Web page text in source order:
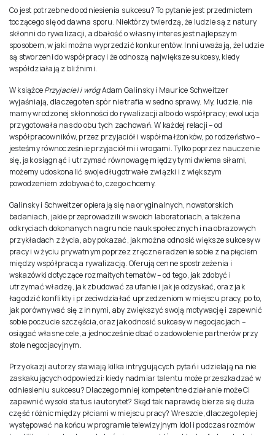
Co jest potrzebne do odniesienia sukcesu? To pytanie jest przedmiotem
toczącego się od dawna sporu. Niektórzy twierdzą, że ludzie są z natury
skłonni do rywalizacji, a dbałość o własny interes jest najlepszym
sposobem, w jaki można wyprzedzić konkurentów. Inni uważają, że ludzie
są stworzeni do współpracy i że odnoszą największe sukcesy, kiedy
współdziałają z bliźnimi.
W książcePrzyjaciel i wrógAdam Galinsky i Maurice Schweitzer
wyjaśniają, dlaczego ten spór nie trafia w sedno sprawy. My, ludzie, nie
mamy wrodzonej skłonności do rywalizacji albo do współpracy; ewolucja
przygotowała nas do obu tych zachowań. W każdej relacji – od
współpracowników, przez przyjaciół i współmałżonków, po rodzeństwo –
jesteśmy równocześnie przyjaciółmi i wrogami. Tylko poprzez nauczenie
się, jak osiągnąć i utrzymać równowagę między tymi dwiema siłami,
możemy udoskonalić swoje długotrwałe związki i z większym
powodzeniem zdobywać to, czego chcemy.
Galinsky i Schweitzer opierają się na oryginalnych, nowatorskich
badaniach, jakie przeprowadzili w swoich laboratoriach, a także na
odkryciach dokonanych na gruncie nauk społecznych i na obrazowych
przykładach z życia, aby pokazać, jak można odnosić większe sukcesy w
pracy i w życiu prywatnym poprzez zręczne radzenie sobie z napięciem
między współpracą a rywalizacją. Oferują cenne spostrzeżenia i
wskazówki dotyczące rozmaitych tematów – od tego, jak zdobyć i
utrzymać władzę, jak zbudować zaufanie i jak je odzyskać, oraz jak
łagodzić konflikty i przeciwdziałać uprzedzeniom w miejscu pracy, po to,
jak porównywać się z innymi, aby zwiększyć swoją motywację i zapewnić
sobie poczucie szczęścia, oraz jak odnosić sukcesy w negocjacjach –
osiągać własne cele, a jednocześnie dbać o zadowolenie partnerów przy
stole negocjacyjnym.
Przy okazji autorzy stawiają kilka intrygujących pytań i udzielają na nie
zaskakujących odpowiedzi: kiedy nadmiar talentu może przeszkadzać w
odniesieniu sukcesu? Dlaczego mniej kompetentne działanie może Ci
zapewnić wysoki status i autorytet? Skąd tak naprawdę bierze się duża
część różnic między płciami w miejscu pracy? Wreszcie, dlaczego lepiej
występować na końcu w programie telewizyjnym Idol i podczas rozmów